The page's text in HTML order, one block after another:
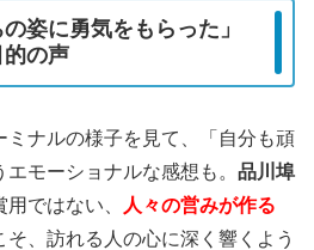
姿に勇気をもらった」
的の声
ミナルの様子を見て、「自分も頑
モーショナルな感想も。 品川埠
ではない、
人々の営みが作る
そ、訪れる人の心に深く響くよう